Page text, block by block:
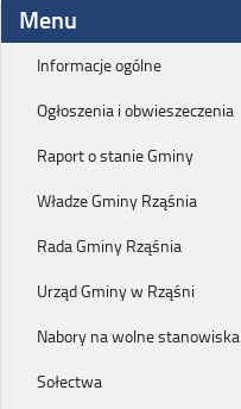
Menu
Informacje ogólne
Ogłoszenia i obwieszeczenia
Raport o stanie Gminy
Władze Gminy Rząśnia
Rada Gminy Rząśnia
Urząd Gminy w Rząśni
Nabory na wolne stanowiska
Sołectwa